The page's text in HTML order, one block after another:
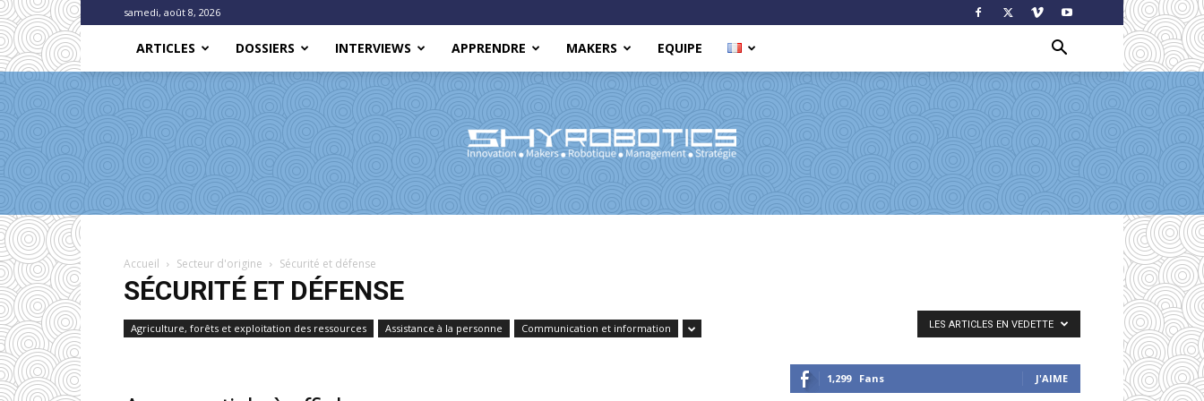
samedi, août 8, 2026
ARTICLES DOSSIERS INTERVIEWS APPRENDRE MAKERS EQUIPE
Accueil Secteur d'origine Sécurité et défense
SÉCURITÉ ET DÉFENSE
Agriculture, forêts et exploitation des ressources Assistance à la personne Communication et information LES ARTICLES EN VEDETTE
1,299 Fans J'AIME